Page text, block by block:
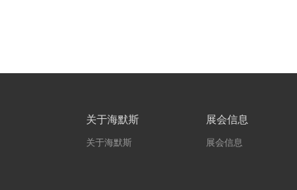
关于海默斯
关于海默斯
展会信息
展会信息